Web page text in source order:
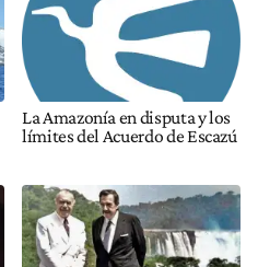
La Amazonía en disputa y los
límites del Acuerdo de Escazú